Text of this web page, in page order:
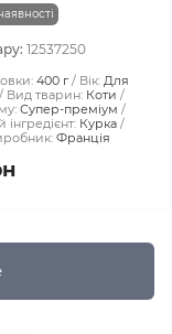
12537250
400 г Вік: Для
Вид тварин: Коти
Супер-преміум
Курка
Франція